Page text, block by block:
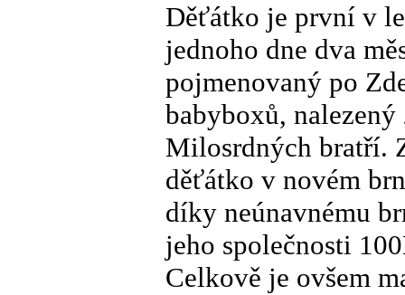
Děťátko je první v
jednoho dne dva
pojmenovaný po
babyboxů,
Milosrdných bratří.
děťátko v novém
díky neúnavnému
jeho společnosti
Celkově je ovšem